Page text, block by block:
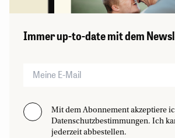
Immer up-to-date mit dem
Mit dem Abonnement akzeptiere
Datenschutzbestimmungen. Ich
jederzeit abbestellen.